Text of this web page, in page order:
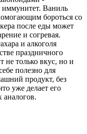
иммунитет. Ваниль
бороться со
после еды может
и согревая.
и алкоголя
праздничного
не только вкус, но и
полезно для
продукт, без
уже делает его
аналогов.